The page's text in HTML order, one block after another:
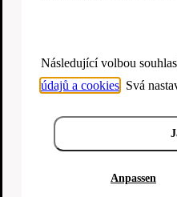
Následující volbou
údajů a cookies . Svá
Anpassen